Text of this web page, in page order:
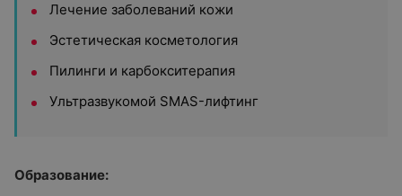
Лечение заболеваний кожи
Эстетическая косметология
Пилинги и карбокситерапия
Ультразвукомой SMAS-лифтинг
Образование: